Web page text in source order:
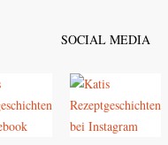
SOCIAL MEDIA